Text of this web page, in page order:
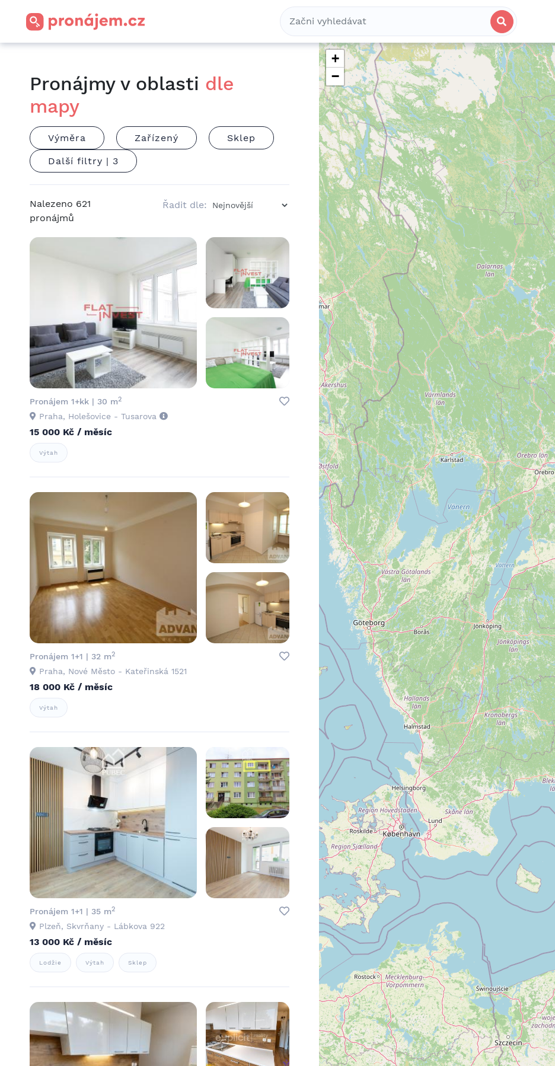
Komerční
+
−
Pronájmy v oblasti dle
mapy
Výměra Zařízený Sklep
Další filtry | 3
Nalezeno 621
pronájmů
Řadit dle:
Pronájem 1+kk | 30 m2
Praha, Holešovice - Tusarova
15 000 Kč / měsíc
Výtah
Pronájem 1+1 | 32 m2
Praha, Nové Město - Kateřinská 1521
18 000 Kč / měsíc
Výtah
Pronájem 1+1 | 35 m2
Plzeň, Skvrňany - Lábkova 922
13 000 Kč / měsíc
Lodžie Výtah Sklep